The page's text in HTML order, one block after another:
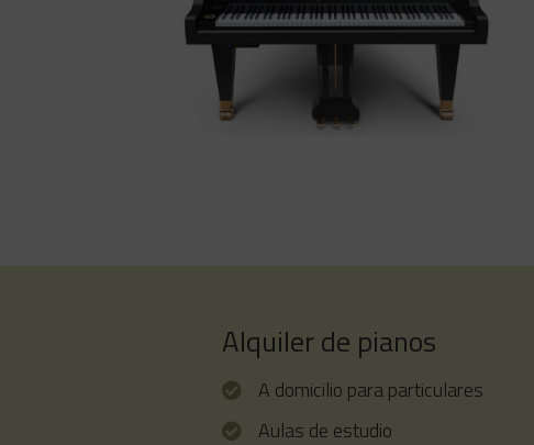
Alquiler de pianos
A domicilio para particulares
Aulas de estudio